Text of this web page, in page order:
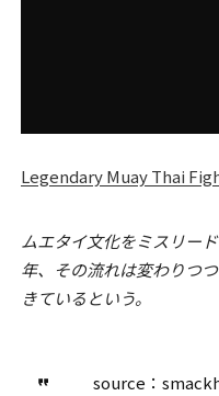
Legendary Muay Thai
ムエタイ文化をミスリー
年、その流れは変わりつ
きているという。
source：